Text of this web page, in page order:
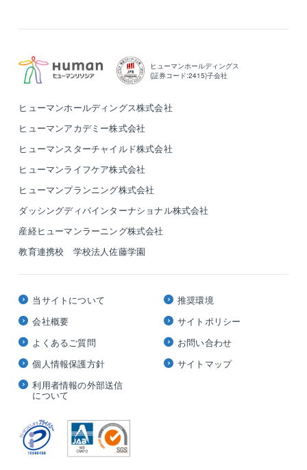
ヒューマンホールディングス
(証券コード:2415)子会社
ヒューマンホールディングス株式会社
ヒューマンアカデミー株式会社
ヒューマンスターチャイルド株式会社
ヒューマンライフケア株式会社
ヒューマンプランニング株式会社
ダッシングディバインターナショナル株式会社
産経ヒューマンラーニング株式会社
教育連携校 学校法人佐藤学園
当サイトについて
会社概要
よくあるご質問
個人情報保護方針
利用者情報の外部送信
について
推奨環境
サイトポリシー
お問い合わせ
サイトマップ